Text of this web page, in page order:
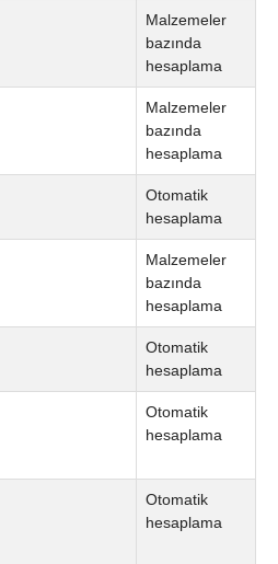
Malzemeler
bazında
hesaplama
Malzemeler
bazında
hesaplama
Otomatik
hesaplama
Malzemeler
bazında
hesaplama
Otomatik
hesaplama
Otomatik
hesaplama
Otomatik
hesaplama